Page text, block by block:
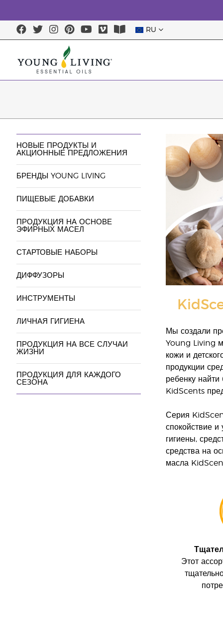
RU
НОВЫЕ ПРОДУКТЫ И
АКЦИОННЫЕ ПРЕДЛОЖЕНИЯ
БРЕНДЫ YOUNG LIVING
ПИЩЕВЫЕ ДОБАВКИ
ПРОДУКЦИЯ НА ОСНОВЕ
ЭФИРНЫХ МАСЕЛ
СТАРТОВЫЕ НАБОРЫ
ДИФФУЗОРЫ
ИНСТРУМЕНТЫ
ЛИЧНАЯ ГИГИЕНА
ПРОДУКЦИЯ НА ВСЕ СЛУЧАИ
ЖИЗНИ
ПРОДУКЦИЯ ДЛЯ КАЖДОГО
СЕЗОНА
Мы создали
Young Living
кожи и
продукции
ребенку
KidScents
Серия
спокойствие
гигиены,
средства на
масла
Этот